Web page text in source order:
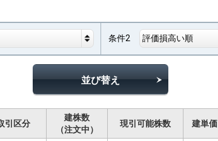
条件2 評価損高い順
並び替え
引区分
建株数
（注文中）
現引可能株数 建単価